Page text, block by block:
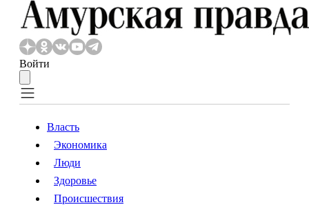
Войти
Власть
Происшествия
Власть
Экономика
Люди
Здоровье
Происшествия